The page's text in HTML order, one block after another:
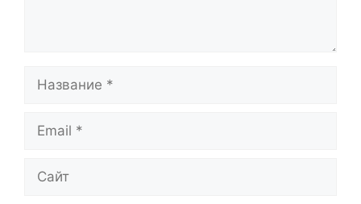
Название
Email
Сайт